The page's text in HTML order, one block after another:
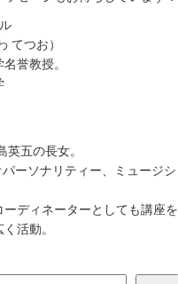
てつお）
誉教授。
英五の長女。
ーソナリティー、ミュージシ
ーディネーターとしても講座を
活動。